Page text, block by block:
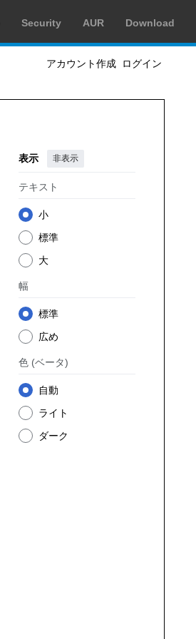
Security AUR Download
アカウント作成 ログイン
表示 非表示
テキスト
小
標準
大
幅
標準
広め
色 (ベータ)
自動
ライト
ダーク